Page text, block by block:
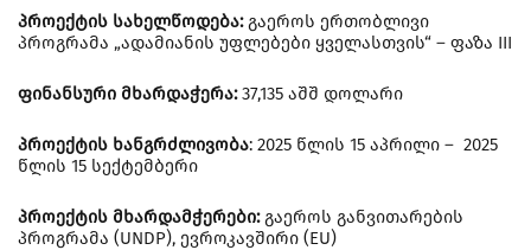
პროექტის სახელწოდება:გაეროს ერთობლივი
პროგრამა „ადამიანის უფლებები ყველასთვის“ – ფაზა III
ფინანსური მხარდაჭერა:37,135 აშშ დოლარი
პროექტის ხანგრძლივობა: 2025 წლის 15 აპრილი – 2025
წლის 15 სექტემბერი
პროექტის მხარდამჭერები:გაეროს განვითარების
პროგრამა (UNDP), ევროკავშირი (EU)